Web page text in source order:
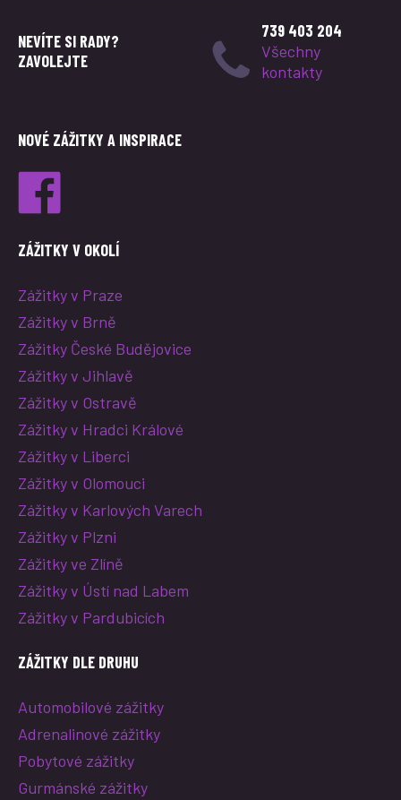
NEVÍTE SI RADY?
ZAVOLEJTE
739 403 204
Všechny
kontakty
NOVÉ ZÁŽITKY A INSPIRACE
ZÁŽITKY V OKOLÍ
Zážitky v Praze
Zážitky v Brně
Zážitky České Budějovice
Zážitky v Jihlavě
Zážitky v Ostravě
Zážitky v Hradci Králové
Zážitky v Liberci
Zážitky v Olomouci
Zážitky v Karlových Varech
Zážitky v Plzni
Zážitky ve Zlíně
Zážitky v Ústí nad Labem
Zážitky v Pardubicích
ZÁŽITKY DLE DRUHU
Automobilové zážitky
Adrenalinové zážitky
Pobytové zážitky
Gurmánské zážitky